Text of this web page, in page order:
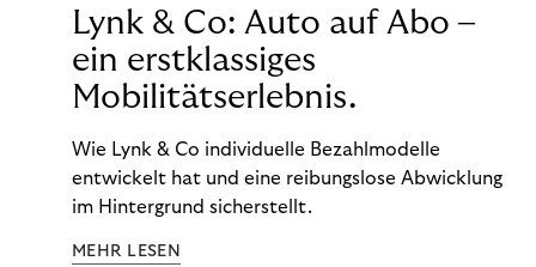
Lynk & Co: Auto auf Abo –
ein erstklassiges
Mobilitätserlebnis.
Wie Lynk & Co individuelle Bezahlmodelle
entwickelt hat und eine reibungslose Abwicklung
im Hintergrund sicherstellt.
MEHR LESEN